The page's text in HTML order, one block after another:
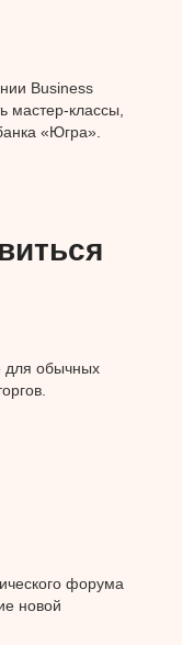
Business
мастер-классы,
«Югра».
для обычных
форума
новой